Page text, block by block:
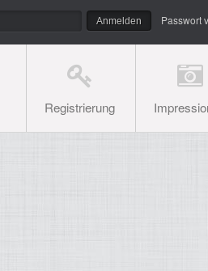
Passwort
Registrierung